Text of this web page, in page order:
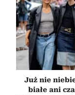
analizować ruch
korzystasz z
Partnerzy mogą
otrzymanymi od
korzystania z ich
Już nie
białe ani